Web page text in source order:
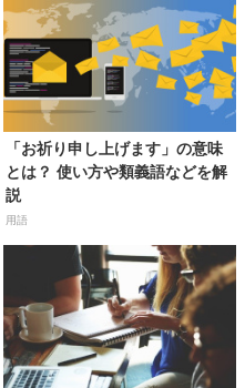
「お祈り申し上げます」の意味
とは？ 使い方や類義語などを解
説
用語